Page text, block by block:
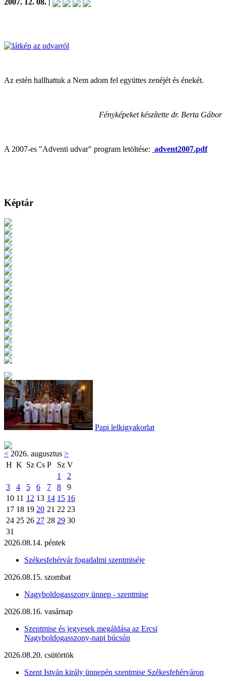
2007. 12. 08. |
Az estén hallhattuk a Nem adom fel együttes zenéjét és énekét.
Fényképeket készítette dr. Berta Gábor
A 2007-es "Adventi udvar" program letöltése: advent2007.pdf
Képtár
Papi lelkigyakorlat
< 2026. augusztus >
H K Sz Cs P Sz V
1
2
3
4 5 6 7 8
9
10 11 12 13 14 15 16
17 18 19 20 21 22 23
24 25 26 27 28 29 30
31
2026.08.14. péntek
Székesfehérvár fogadalmi szentmiséje
2026.08.15. szombat
Nagyboldogasszony ünnep - szentmise
2026.08.16. vasárnap
Szentmise és jegyesek megáldása az Ercsi
Nagyboldogasszony-napi búcsún
2026.08.20. csütörtök
Szent István király ünnepén szentmise Székesfehérváron